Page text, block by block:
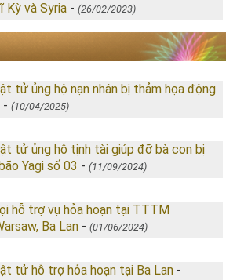
Kỳ và Syria - (26/02/2023)
tử ủng hộ nạn nhân bị thảm họa động
- (10/04/2025)
tử ủng hộ tịnh tài giúp đỡ bà con bị
Yagi số 03 - (11/09/2024)
hỗ trợ vụ hỏa hoạn tại TTTM
Ba Lan - (01/06/2024)
tử hỗ trợ hỏa hoạn tại Ba Lan -